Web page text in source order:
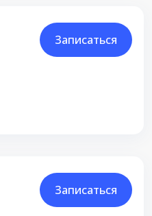
Записаться
Записаться